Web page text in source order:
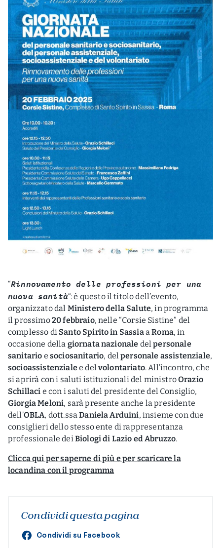
“Rinnovamento delle professioni per una
nuova sanità“: è questo il titolo dell’evento,
organizzato dal Ministero della Salute, in programma
il prossimo20 febbraio, nelle “Corsie Sistine” del
complesso di Santo Spirito in Sassia aRoma, in
occasione della giornata nazionale delpersonale
sanitario e sociosanitario, delpersonale assistenziale,
socioassistenzialee delvolontariato. All’incontro, che
si aprirà con i saluti istituzionali del ministroOrazio
Schillaci e con i saluti del presidente del Consiglio,
Giorgia Meloni, sarà presente anche la presidente
dell’OBLA, dott.ssaDaniela Arduini, insieme con due
consiglieri dello stesso ente di rappresentanza
professionale dei Biologi di Lazio ed Abruzzo.
Clicca qui per saperne di più e per scaricare la
locandina con il programma
Condividi questa pagina
Condividi su Facebook